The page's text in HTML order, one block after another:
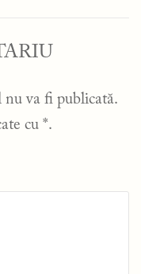
nu va fi publicată.
cu *.